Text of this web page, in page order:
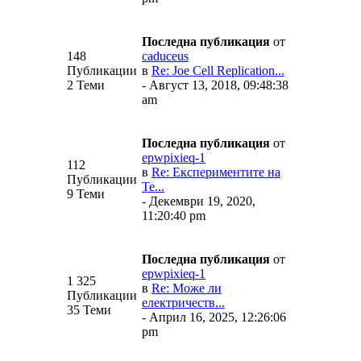
148
Публикации
2 Теми
Последна публикация от
caduceus
в Re: Joe Cell Replication...
- Август 13, 2018, 09:48:38
am
112
Публикации
9 Теми
Последна публикация от
epwpixieq-1
в Re: Експериментите на
Те...
- Декември 19, 2020,
11:20:40 pm
1 325
Публикации
35 Теми
Последна публикация от
epwpixieq-1
в Re: Може ли
електричеств...
- Април 16, 2025, 12:26:06
pm